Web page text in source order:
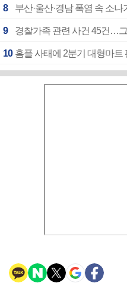
8 부산·울산·경남 폭염 속 소
9 경찰가족 관련 사건 45건…
10 홈플 사태에 2분기 대형마트